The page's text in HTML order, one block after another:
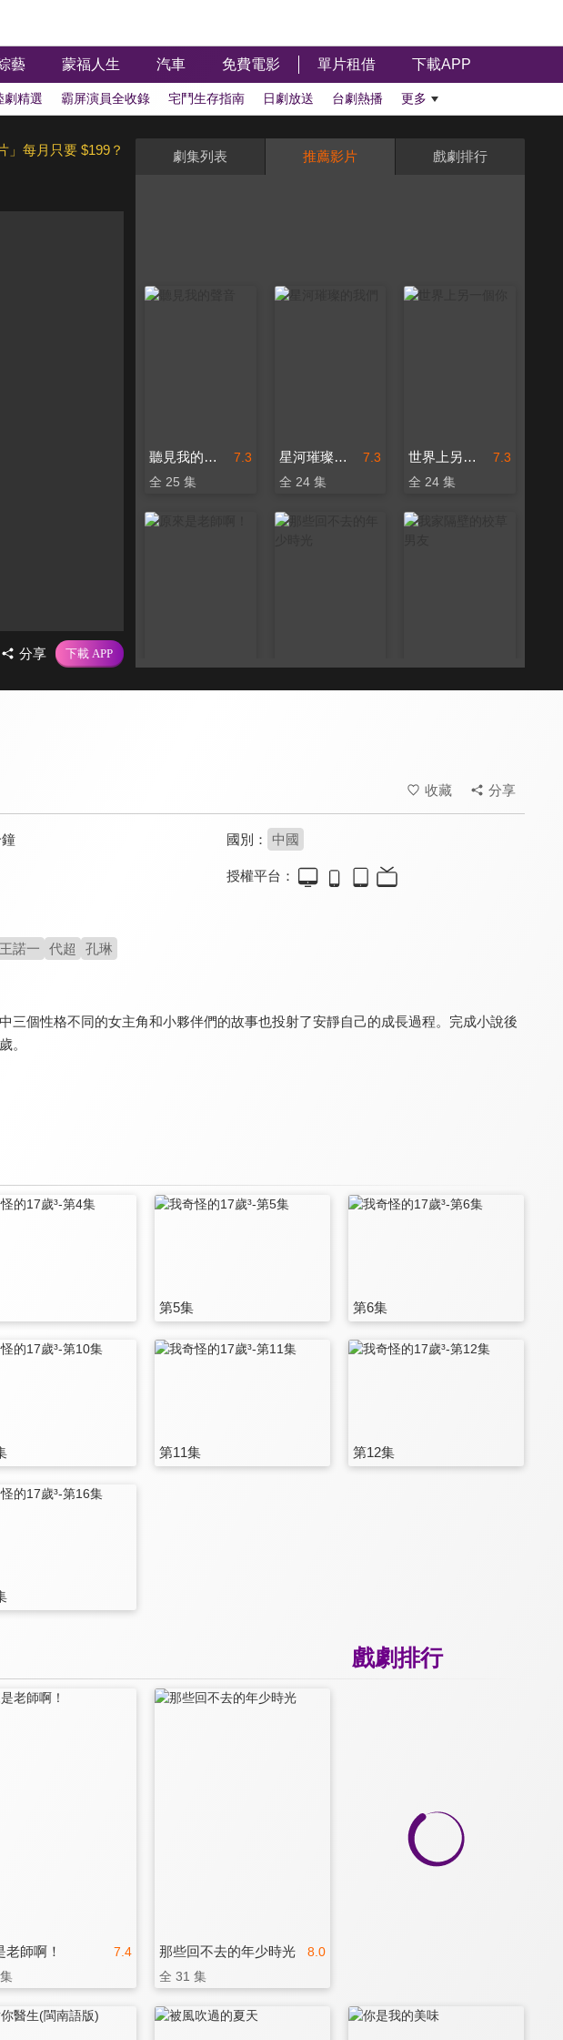
藝 蒙福人生 汽車 免費電影 單片租借 下載APP
劇精選 霸屏演員全收錄 宅鬥生存指南 日劇放送 台劇熱播 更多
」每月只要 $199？
分享
劇集列表 推薦影片 戲劇排行
7.3
聽見我的聲音
全 25 集
7.3
星河璀璨的我們
全 24 集
7.3
世界上另一個你
全 24 集
收藏 分享
國別： 中國
授權平台：
王諾一 代超 孔琳
三個性格不同的女主角和小夥伴們的故事也投射了安靜自己的成長過程。完成小說後
。
第5集 第6集
第11集 第12集
戲劇排行
7.4
老師啊！ 8.0
那些回不去的年少時光
全 31 集